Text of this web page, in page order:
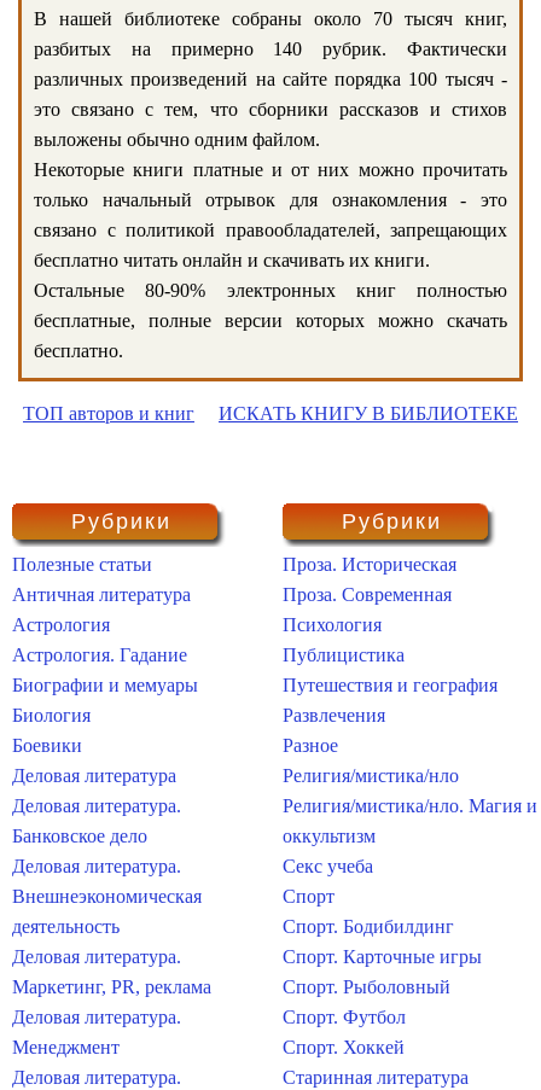
В нашей библиотеке собраны около 70 тысяч книг,
разбитых на примерно 140 рубрик. Фактически
различных произведений на сайте порядка 100 тысяч -
это связано с тем, что сборники рассказов и стихов
выложены обычно одним файлом.
Некоторые книги платные и от них можно прочитать
только начальный отрывок для ознакомления - это
связано с политикой правообладателей, запрещающих
бесплатно читать онлайн и скачивать их книги.
Остальные 80-90% электронных книг полностью
бесплатные, полные версии которых можно скачать
бесплатно.
ТОП авторов и книг ИСКАТЬ КНИГУ В БИБЛИОТЕКЕ
Рубрики
Полезные статьи
Античная литература
Астрология
Астрология. Гадание
Биографии и мемуары
Биология
Боевики
Деловая литература
Деловая литература.
Банковское дело
Деловая литература.
Внешнеэкономическая
деятельность
Деловая литература.
Маркетинг, PR, реклама
Деловая литература.
Менеджмент
Деловая литература.
Рубрики
Проза. Историческая
Проза. Современная
Психология
Публицистика
Путешествия и география
Развлечения
Разное
Религия/мистика/нло
Религия/мистика/нло. Магия и
оккультизм
Секс учеба
Спорт
Спорт. Бодибилдинг
Спорт. Карточные игры
Спорт. Рыболовный
Спорт. Футбол
Спорт. Хоккей
Старинная литература